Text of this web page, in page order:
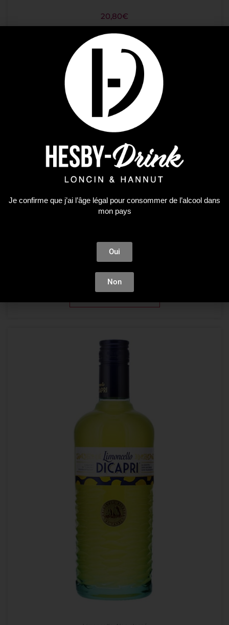
20,80€
AJOUTER AU PANIER
Coffret Limoncello + 2 verres Noblesse 70cl
Je confirme que j’ai l’âge légal pour consommer de l’alcool dans
mon pays
Oui
Non